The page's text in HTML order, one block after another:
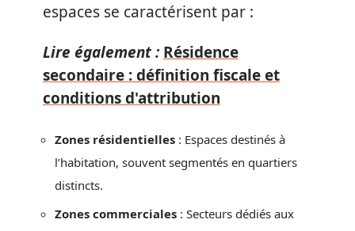
espaces se caractérisent par :
Lire également : Résidence
secondaire : définition fiscale et
conditions d'attribution
Zones résidentielles : Espaces destinés à
l’habitation, souvent segmentés en quartiers
distincts.
Zones commerciales : Secteurs dédiés aux